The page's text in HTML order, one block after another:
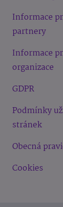
Informace
partnery
Informace
organizace
GDPR
Podmínky
stránek
Obecná
Cookies